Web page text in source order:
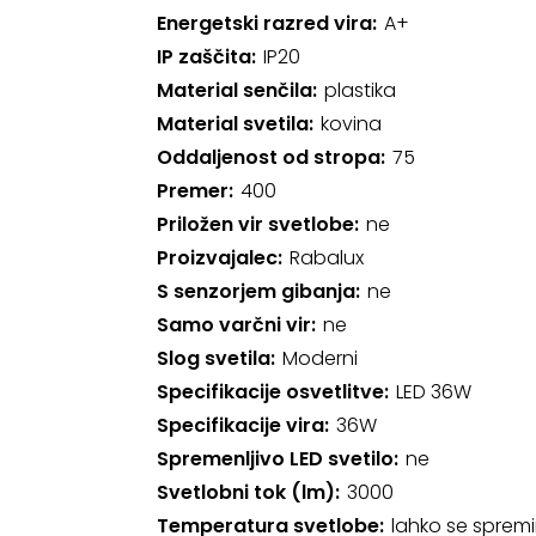
Energetski razred vira A+
IP zaščita IP20
Material senčila plastika
Material svetila kovina
Oddaljenost od stropa 75
Premer 400
Priložen vir svetlobe ne
Proizvajalec Rabalux
S senzorjem gibanja ne
Samo varčni vir ne
Slog svetila Moderni
Specifikacije osvetlitve LED 36W
Specifikacije vira 36W
Spremenljivo LED svetilo ne
Svetlobni tok (lm) 3000
Temperatura svetlobe lahko se